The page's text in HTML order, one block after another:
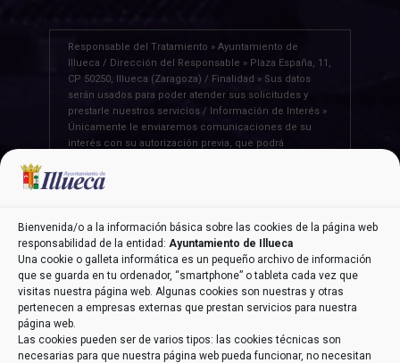
Bienvenida/o a la información básica sobre las cookies de la página web
responsabilidad de la entidad: Ayuntamiento de Illueca
Una cookie o galleta informática es un pequeño archivo de información
que se guarda en tu ordenador, “smartphone” o tableta cada vez que
visitas nuestra página web. Algunas cookies son nuestras y otras
pertenecen a empresas externas que prestan servicios para nuestra
página web.
Las cookies pueden ser de varios tipos: las cookies técnicas son
necesarias para que nuestra página web pueda funcionar, no necesitan
Responsable del Tratamiento » Ayuntamiento de
Illueca / Dirección del Responsable » Plaza España, 11,
CP 50250, Illueca (Zaragoza) / Finalidad » Sus datos
serán usados para poder atender sus solicitudes y
prestarle nuestros servicios / Información de Interés »
Únicamente le enviaremos comunicaciones de su
interés con su autorización previa, que podrá
establecida al efecto / Legitimación » Únicamente
trataremos sus datos con su consentimiento previo,
correspondiente establecida al efecto / Destinatarios »
Con carácter general, sólo el personal de nuestra
entidad que esté debidamente autorizado podrá tener
conocimiento de la información que le pedimos /
Derechos » Tiene derecho a saber qué información
tenemos sobre usted, corregirla y eliminarla, tal y
como se explica en la información adicional
disponible en nuestra página web / Información
Adicional » Más información en el apartado“POLÍTICA